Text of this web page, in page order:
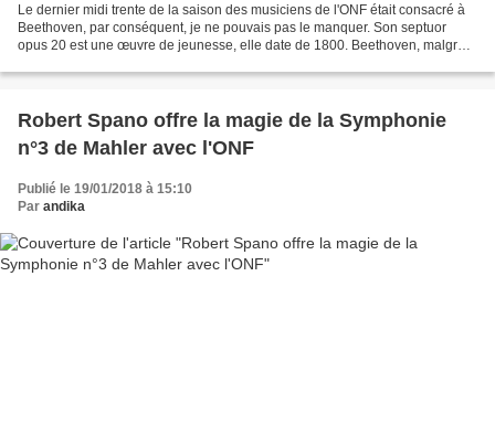
Le dernier midi trente de la saison des musiciens de l'ONF était consacré à
Beethoven, par conséquent, je ne pouvais pas le manquer. Son septuor
opus 20 est une œuvre de jeunesse, elle date de 1800. Beethoven, malgré
Robert Spano offre la magie de la Symphonie
n°3 de Mahler avec l'ONF
Publié le 19/01/2018 à 15:10
Par andika